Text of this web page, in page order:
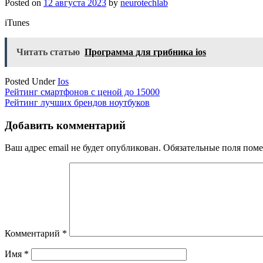
Posted on 12 августа 2023 by neurotechlab
iTunes
Читать статью Программа для грибника ios
Posted UnderIos
Навигация
по
записям
Рейтинг смартфонов с ценой до 15000
Рейтинг лучших брендов ноутбуков
Добавить комментарий
Ваш адрес email не будет опубликован. Обязательные поля
Комментарий *
Имя *